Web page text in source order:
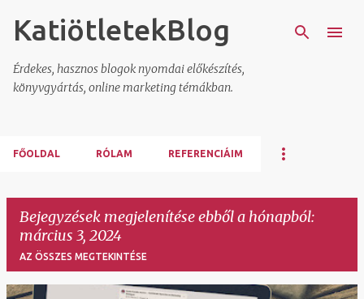
Ugrás a fő tartalomra
KatiötletekBlog
Érdekes, hasznos blogok nyomdai előkészítés,
könyvgyártás, online marketing témákban.
FŐOLDAL RÓLAM REFERENCIÁIM
Bejegyzések megjelenítése ebből a hónapból:
március 3, 2024
AZ ÖSSZES MEGTEKINTÉSE